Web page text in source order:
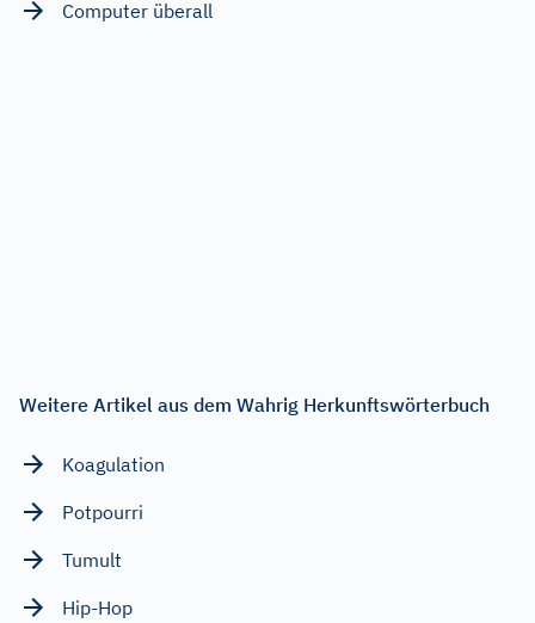
Computer überall
Weitere Artikel aus dem Wahrig Herkunftswörterbuch
Koagulation
Potpourri
Tumult
Hip-Hop